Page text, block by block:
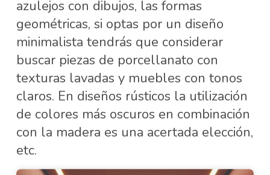
azulejos con dibujos, las formas
geométricas, si optas por un diseño
minimalista tendrás que considerar
buscar piezas de porcellanato con
texturas lavadas y muebles con tonos
claros. En diseños rústicos la utilización
de colores más oscuros en combinación
con la madera es una acertada elección,
etc.